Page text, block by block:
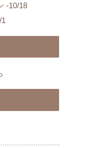
-10/18